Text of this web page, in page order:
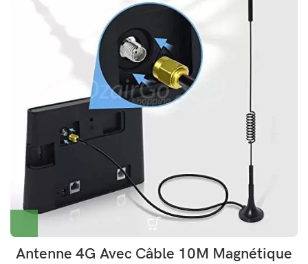
Antenne 4G Avec Câble 10M Magnétique